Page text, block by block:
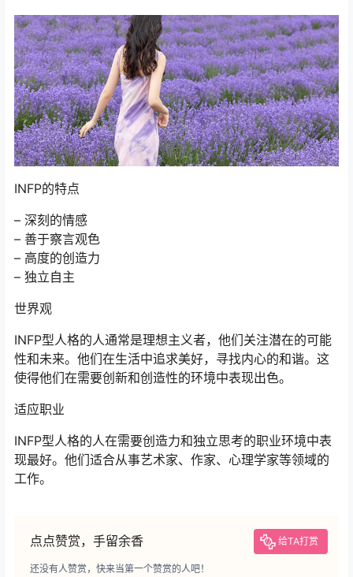
INFP的特点
– 深刻的情感
– 善于察言观色
– 高度的创造力
– 独立自主
世界观
INFP型人格的人通常是理想主义者，他们关注潜在的可能
性和未来。他们在生活中追求美好，寻找内心的和谐。这
使得他们在需要创新和创造性的环境中表现出色。
适应职业
INFP型人格的人在需要创造力和独立思考的职业环境中表
现最好。他们适合从事艺术家、作家、心理学家等领域的
工作。
点点赞赏，手留余香 给TA打赏
还没有人赞赏，快来当第一个赞赏的人吧！